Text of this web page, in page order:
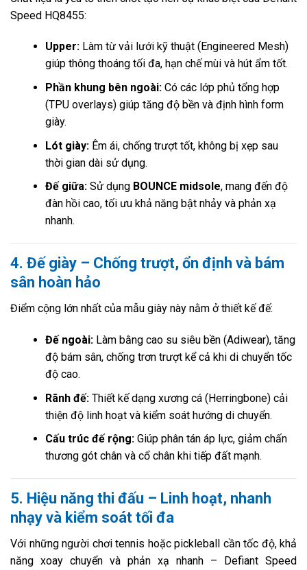
Speed HQ8455:
Upper:Làm từ vải lưới kỹ thuật (Engineered Mesh)
giúp thông thoáng tối đa, hạn chế mùi và hút ẩm tốt.
Phần khung bên ngoài:Có các lớp phủ tổng hợp
(TPU overlays) giúp tăng độ bền và định hình form
giày.
Lót giày:Êm ái, chống trượt tốt, không bị xẹp sau
thời gian dài sử dụng.
Đế giữa:Sử dụng BOUNCE midsole, mang đến độ
đàn hồi cao, tối ưu khả năng bật nhảy và phản xạ
nhanh.
4. Đế giày – Chống trượt, ổn định và bám
sân hoàn hảo
Điểm cộng lớn nhất của mẫu giày này nằm ở thiết kế đế:
Đế ngoài:Làm bằng cao su siêu bền (Adiwear), tăng
độ bám sân, chống trơn trượt kể cả khi di chuyển tốc
độ cao.
Rãnh đế:Thiết kế dạng xương cá (Herringbone) cải
thiện độ linh hoạt và kiểm soát hướng di chuyển.
Cấu trúc đế rộng:Giúp phân tán áp lực, giảm chấn
thương gót chân và cổ chân khi tiếp đất mạnh.
5. Hiệu năng thi đấu – Linh hoạt, nhanh
nhạy và kiểm soát tối đa
Với những người chơi tennis hoặc pickleball cần tốc độ, khả
năng xoay chuyển và phản xạ nhanh – Defiant Speed